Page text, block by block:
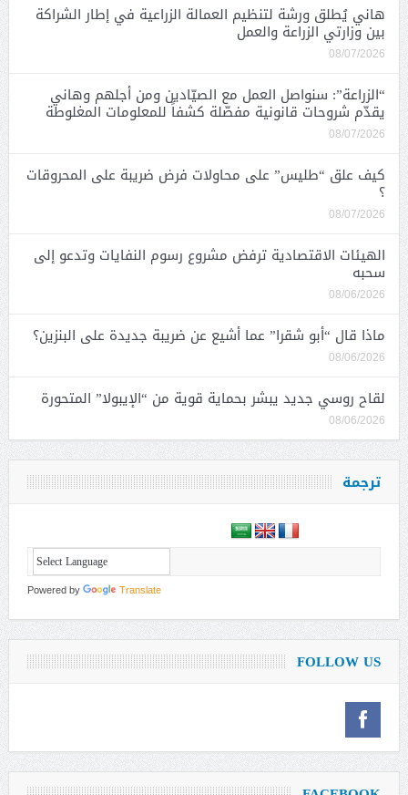
هاني يُطلق ورشة لتنظيم العمالة الزراعية في إطار الشراكة
بين وزارتي الزراعة والعمل
08/07/2026
“الزراعة”: سنواصل العمل مع الصيّادين ومن أجلهم وهاني
يقدّم شروحات قانونية مفصّلة كشفاً للمعلومات المغلوطة
08/07/2026
كيف علق “طليس” على محاولات فرض ضريبة على المحروقات
؟
08/07/2026
الهيئات الاقتصادية ترفض مشروع رسوم النفايات وتدعو إلى
سحبه
08/06/2026
ماذا قال “أبو شقرا” عما أشيع عن ضريبة جديدة على البنزين؟
08/06/2026
لقاح روسي جديد يبشر بحماية قوية من “الإيبولا” المتحورة
08/06/2026
ترجمة
Powered by Translate
FOLLOW US